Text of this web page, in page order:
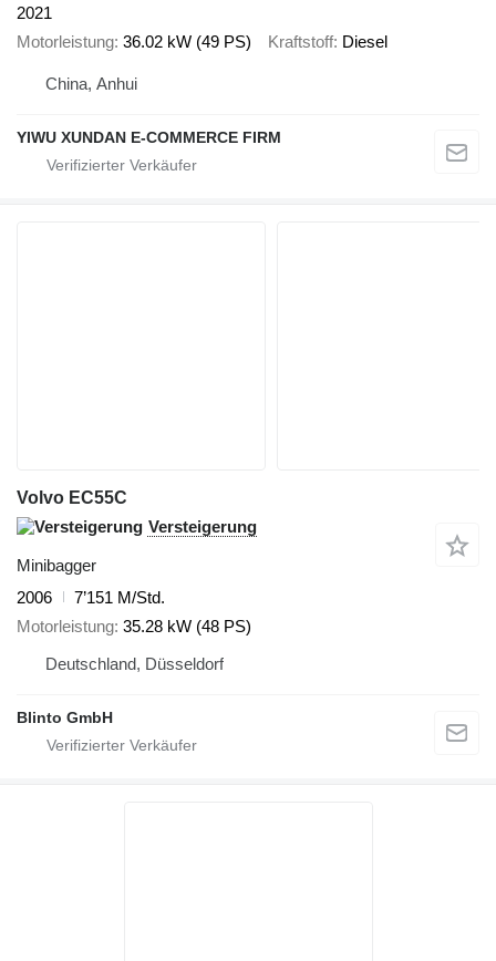
2021
Motorleistung 36.02 kW (49 PS) Kraftstoff Diesel
China, Anhui
YIWU XUNDAN E-COMMERCE FIRM
Volvo EC55C
Versteigerung
Minibagger
2006
7’151 M/Std.
Motorleistung 35.28 kW (48 PS)
Deutschland, Düsseldorf
Blinto GmbH